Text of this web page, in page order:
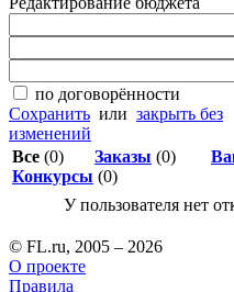
по договорённости
Сохранить или закрыть без
изменений
Все (0) Заказы (0)
Конкурсы (0)
У пользователя нет
© FL.ru, 2005 – 2026
О проекте
Правила